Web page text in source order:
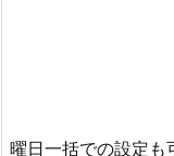
曜日一括での設定も